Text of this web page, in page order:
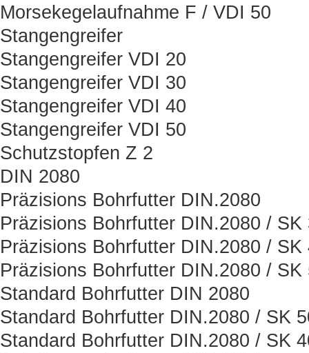
Morsekegelaufnahme F / VDI 50
Stangengreifer
Stangengreifer VDI 20
Stangengreifer VDI 30
Stangengreifer VDI 40
Stangengreifer VDI 50
Schutzstopfen Z 2
DIN 2080
Präzisions Bohrfutter DIN.2080
Präzisions Bohrfutter DIN.2080 / SK
Präzisions Bohrfutter DIN.2080 / SK
Präzisions Bohrfutter DIN.2080 / SK
Standard Bohrfutter DIN 2080
Standard Bohrfutter DIN.2080 / SK
Standard Bohrfutter DIN.2080 / SK